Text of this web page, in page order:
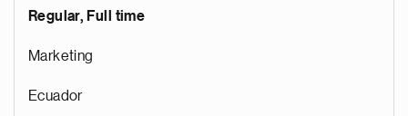
Regular, Full time
Marketing
Ecuador